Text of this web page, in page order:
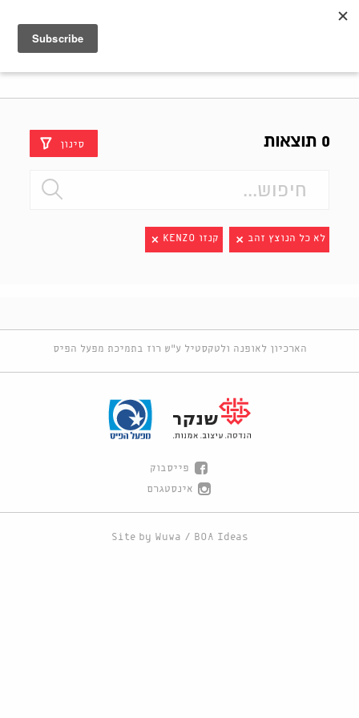
0 תוצאות סינון
לא כל הנוצץ זהב קנזו KENZO
הארכיון לאופנה ולטקסטיל ע"ש רוז בתמיכת מפעל הפיס
פייסבוק
אינסטגרם
Site by Wuwa / BOA Ideas